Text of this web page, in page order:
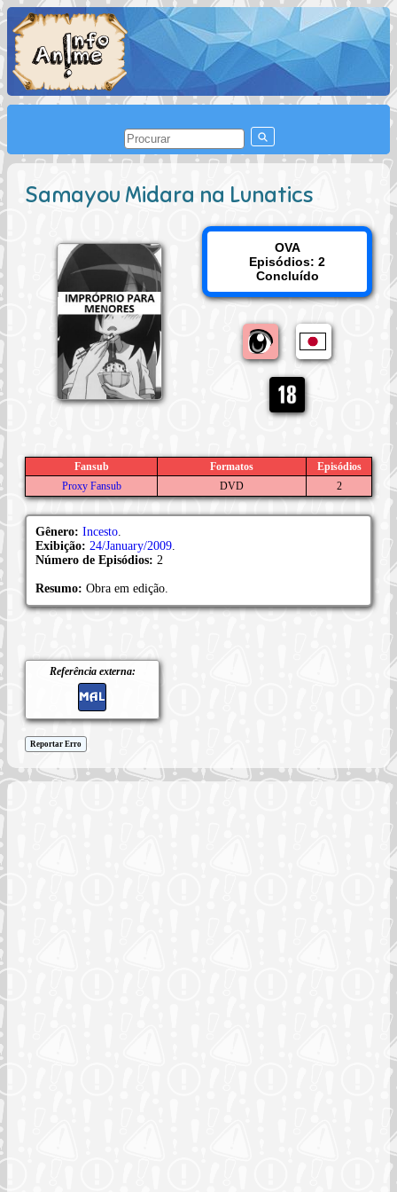
Samayou Midara na Lunatics
OVA
Episódios: 2
Concluído
Fansub Formatos
Episódios
Proxy Fansub
DVD 2
Gênero: Incesto
Exibição: 24/January/2009
Número de Episódios: 2
Resumo: Obra em edição.
Referência externa:
Reportar Erro